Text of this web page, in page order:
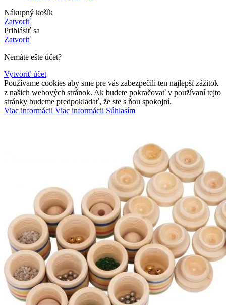
Nákupný košík
Zatvoriť
Prihlásiť sa
Zatvoriť
Nemáte ešte účet?
Vytvoriť účet
Používame cookies aby sme pre vás zabezpečili ten najlepší zážitok
z našich webových stránok. Ak budete pokračovať v používaní tejto
stránky budeme predpokladať, že ste s ňou spokojní.
Viac informácii Viac informácii Súhlasím